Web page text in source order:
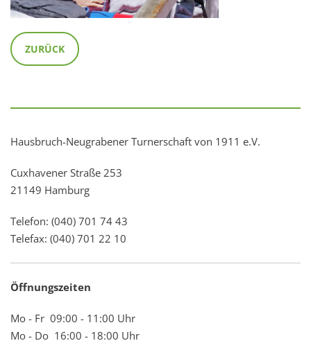
ZURÜCK
Hausbruch-Neugrabener Turnerschaft von 1911 e.V.
Cuxhavener Straße 253
21149 Hamburg
Telefon: (040) 701 74 43
Telefax: (040) 701 22 10
Öffnungszeiten
Mo - Fr 09:00 - 11:00 Uhr
Mo - Do 16:00 - 18:00 Uhr